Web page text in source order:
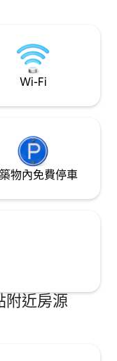
Wi-Fi
物內免費停車
附近房源